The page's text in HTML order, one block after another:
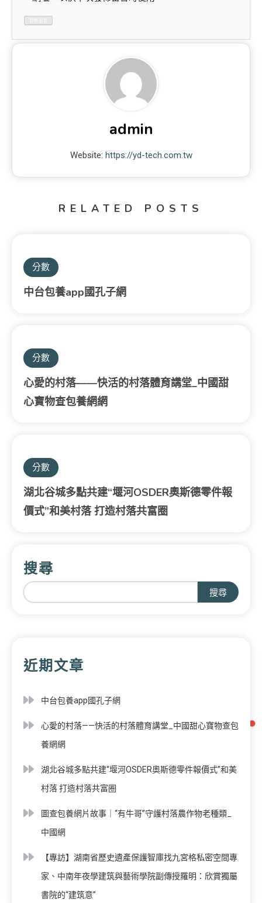
admin
Website: https://yd-tech.com.tw
RELATED POSTS
分數
中台包養app國孔子網
分數
心愛的村落——快活的村落體育講堂_中國甜
心寶物查包養網網
分數
湖北谷城多點共建“堰河OSDER奧斯德零件報
價式”和美村落 打造村落共富圈
搜尋
搜尋
近期文章
中台包養app國孔子網
心愛的村落——快活的村落體育講堂_中國甜心寶物查包
養網網
湖北谷城多點共建“堰河OSDER奧斯德零件報價式”和美
村落 打造村落共富圈
圖查包養網片故事｜“有牛哥”守護村落農作物老種類_
中國網
【專訪】湖南省歷史遺產保護智庫找九宮格私密空間專
家、中南年夜學建筑與藝術學院副傳授羅明：欣賞獨屬
書院的“建筑意”